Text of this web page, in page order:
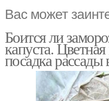
Вас может
Боится ли
капуста.
посадка рассады